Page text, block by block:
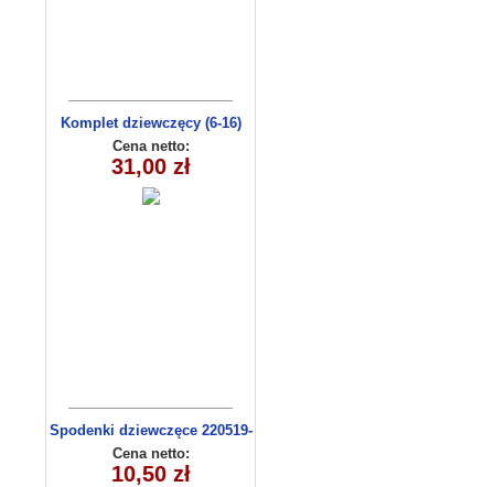
Komplet dziewczęcy (6-16)
9634
Cena netto:
31,00 zł
Spodenki dziewczęce 220519-
4 (13-16)
Cena netto:
10,50 zł